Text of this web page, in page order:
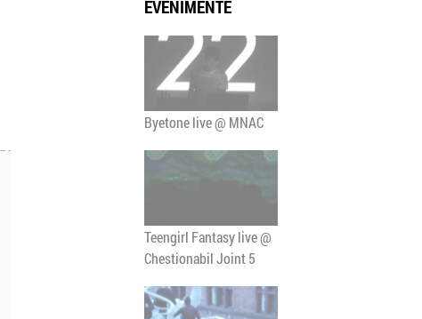
EVENIMENTE
Byetone live @ MNAC
Teengirl Fantasy live @
Chestionabil Joint 5